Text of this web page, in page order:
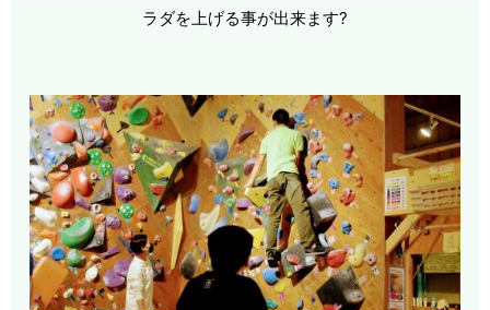
ラダを上げる事が出来ます?